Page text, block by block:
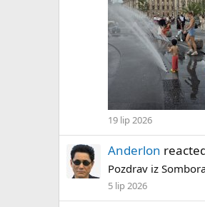
19 lip 2026
Anderlon
Pozdrav iz
5 lip 2026